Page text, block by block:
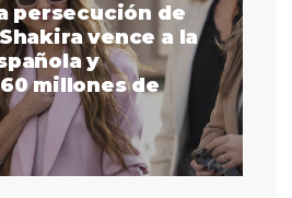
persecución de
vence a la
y
millones de